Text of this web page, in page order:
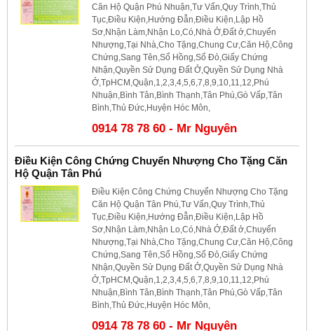
Căn Hộ Quận Phú Nhuận,Tư Vấn,Quy Trình,Thủ
Tục,Điều Kiện,Hướng Đẫn,Điều Kiện,Lập Hồ
Sơ,Nhận Làm,Nhận Lo,Có,Nhà Ở,Đất ở,Chuyển
Nhượng,Tại Nhà,Cho Tặng,Chung Cư,Căn Hộ,Công
Chứng,Sang Tên,Sổ Hồng,Sổ Đỏ,Giấy Chứng
Nhận,Quyền Sử Dụng Đất Ở,Quyền Sử Dụng Nhà
Ở,TpHCM,Quận,1,2,3,4,5,6,7,8,9,10,11,12,Phú
Nhuận,Bình Tân,Bình Thạnh,Tân Phú,Gò Vấp,Tân
Bình,Thủ Đức,Huyện Hóc Môn,
0914 78 78 60 - Mr Nguyên
Điều Kiện Công Chứng Chuyển Nhượng Cho Tặng Căn
Hộ Quận Tân Phú
Điều Kiện Công Chứng Chuyển Nhượng Cho Tặng
Căn Hộ Quận Tân Phú,Tư Vấn,Quy Trình,Thủ
Tục,Điều Kiện,Hướng Đẫn,Điều Kiện,Lập Hồ
Sơ,Nhận Làm,Nhận Lo,Có,Nhà Ở,Đất ở,Chuyển
Nhượng,Tại Nhà,Cho Tặng,Chung Cư,Căn Hộ,Công
Chứng,Sang Tên,Sổ Hồng,Sổ Đỏ,Giấy Chứng
Nhận,Quyền Sử Dụng Đất Ở,Quyền Sử Dụng Nhà
Ở,TpHCM,Quận,1,2,3,4,5,6,7,8,9,10,11,12,Phú
Nhuận,Bình Tân,Bình Thạnh,Tân Phú,Gò Vấp,Tân
Bình,Thủ Đức,Huyện Hóc Môn,
0914 78 78 60 - Mr Nguyên